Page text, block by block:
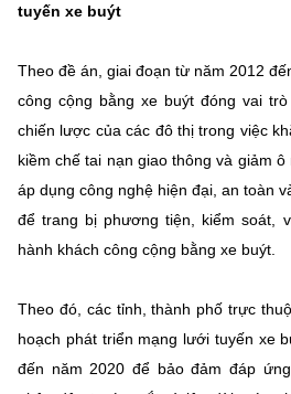
tuyến xe buýt
Theo đề án, giai đoạn từ năm 2012
công cộng bằng xe buýt đóng vai
chiến lược của các đô thị trong việc
kiềm chế tai nạn giao thông và giảm
áp dụng công nghệ hiện đại, an toàn
để trang bị phương tiện, kiểm soát,
hành khách công cộng bằng xe buýt.
Theo đó, các tỉnh, thành phố trực
hoạch phát triển mạng lưới tuyến xe
đến năm 2020 để bảo đảm đáp